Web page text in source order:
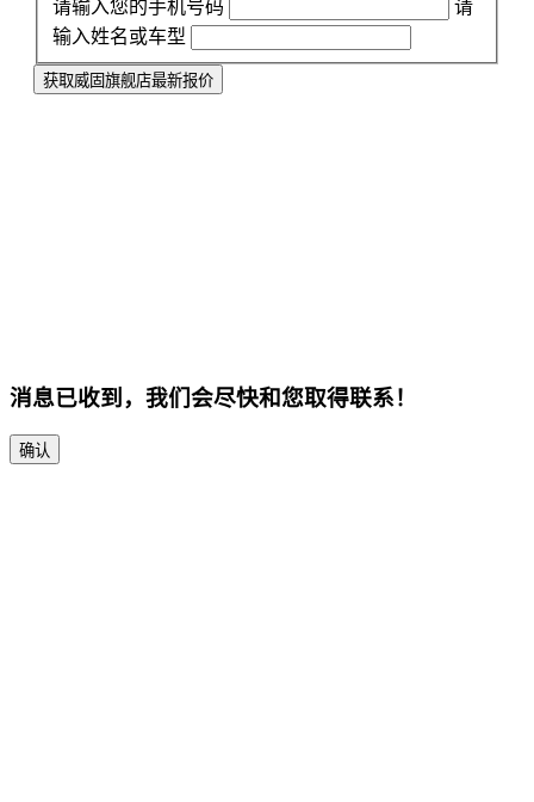
请输入您的手机号码
请
输入姓名或车型
获取威固旗舰店最新报价
消息已收到，我们会尽快和您取得联系！
确认